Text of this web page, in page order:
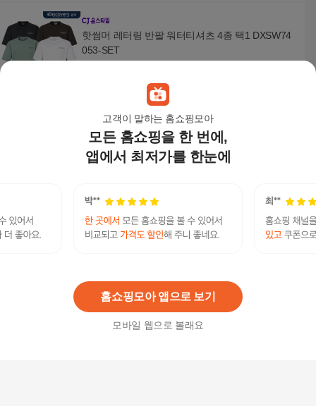
고객이 말하는 홈쇼핑모아
모든 홈쇼핑을 한 번에,
앱에서 최저가를 한눈에
홈쇼핑모아 앱으로 보기
모바일 웹으로 볼래요
핫썸머 레터링 반팔 워터티셔츠 4종 택1 DXSW74
053-SET
블라우스 여성 스트랩 셔츠 봄 여름 상의 2종 세트
플블라우스 화사한여름상의
93,500 원
린넨블렌드 브이넥 스트랩 니트탑 2종 택1